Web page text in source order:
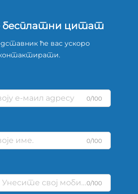
бесплатни цитат
ће вас ускоро
0/100
0/100
0/100